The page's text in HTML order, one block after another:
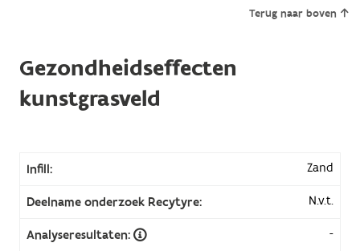
Terug naar boven
Gezondheidseffecten
kunstgrasveld
Infill: Zand
Deelname onderzoek Recytyre: N.v.t.
Analyseresultaten: -